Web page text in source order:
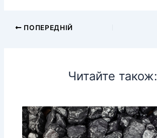
ПОПЕРЕДНІЙ
Читайте також: